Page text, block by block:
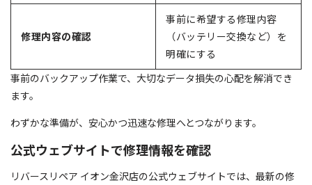
修理内容の確認
事前に希望する修理内容
（バッテリー交換など）を
明確にする
事前のバックアップ作業で、大切なデータ損失の心配を解消でき
ます。
わずかな準備が、安心かつ迅速な修理へとつながります。
公式ウェブサイトで修理情報を確認
リバースリペア イオン金沢店の公式ウェブサイトでは、最新の修